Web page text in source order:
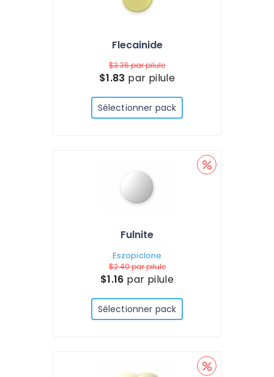
Flecainide
$3.36par pilule
$1.83 par pilule
Sélectionner pack
Fulnite
Eszopiclone
$2.40par pilule
$1.16 par pilule
Sélectionner pack